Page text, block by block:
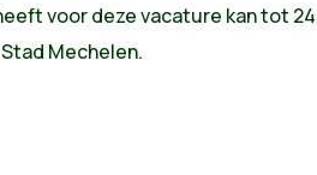
voor deze vacature kan tot
Mechelen.